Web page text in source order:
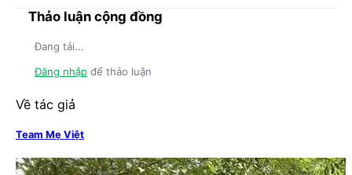
Thảo luận cộng đồng
Đang tải...
Đăng nhập để thảo luận
Về tác giả
Team Mẹ Việt